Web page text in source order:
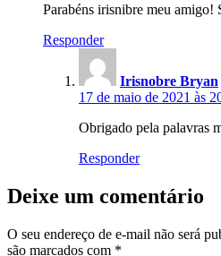
Parabéns irisnibre meu amigo!
Responder
Irisnobre Bryan
17 de maio de 2021 às
Obrigado pela palavras
Responder
Deixe um comentário
O seu endereço de e-mail não será
são marcados com *